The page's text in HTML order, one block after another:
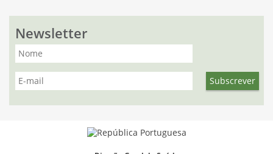
Newsletter